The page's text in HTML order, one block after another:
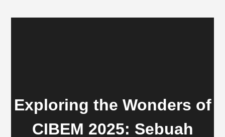
Exploring the Wonders of
CIBEM 2025: Sebuah